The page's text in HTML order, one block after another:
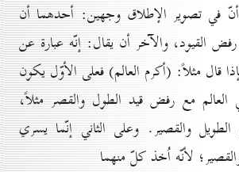
أنّ في تصوير الإطلاق وجهين: أحدهما أن
القيود، والآخر أن يقال: إنّه عبارة عن
قال مثلاً: (أكرم العالم) فعلى الأوّل يكون
مع رفض قيد الطول والقصر مثلاً،
والقصير. وعلى الثاني إنّما يسري
لأنّه اُخذ كلّ منهما